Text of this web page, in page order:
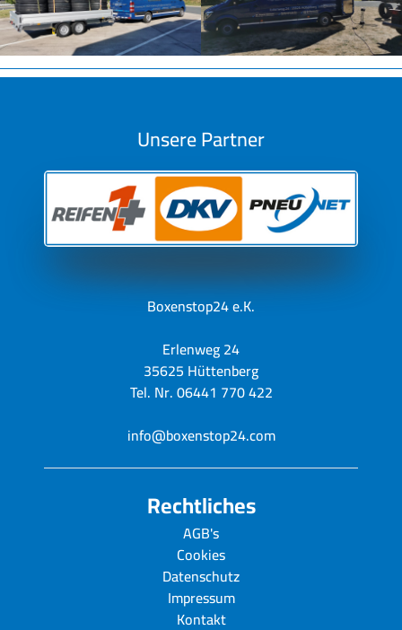
Unsere Partner
Boxenstop24 e.K.
Erlenweg 24
35625 Hüttenberg
Tel. Nr. 06441 770 422
info@boxenstop24.com
Rechtliches
AGB's
Cookies
Datenschutz
Impressum
Kontakt